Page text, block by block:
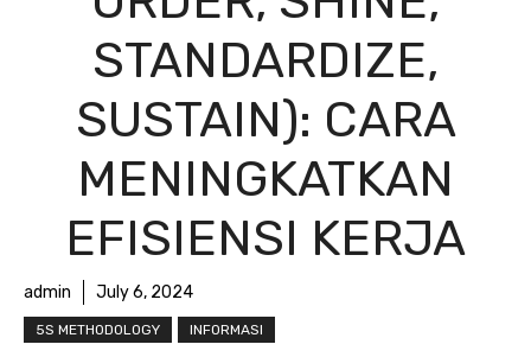
STANDARDIZE,
SUSTAIN): CARA
MENINGKATKAN
EFISIENSI KERJA
admin July 6, 2024
5S METHODOLOGY INFORMASI